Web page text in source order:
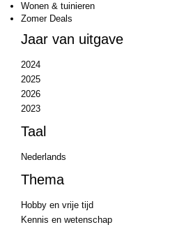
Wonen & tuinieren
Zomer Deals
Jaar van uitgave
2024
2025
2026
2023
Taal
Nederlands
Thema
Hobby en vrije tijd
Kennis en wetenschap